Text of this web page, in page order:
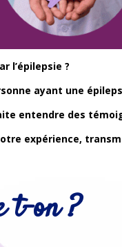
l’épilepsie ?
ayant une
entendre des
expérience,
t-on ?